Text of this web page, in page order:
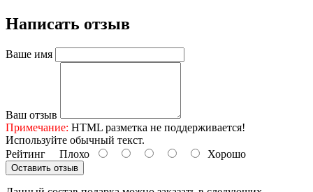
Написать отзыв
Ваше имя
Ваш отзыв
Примечание: HTML разметка не поддерживается!
Используйте обычный текст.
Рейтинг Плохо Хорошо
Оставить отзыв